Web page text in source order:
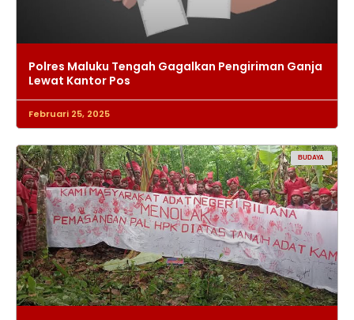
Polres Maluku Tengah Gagalkan Pengiriman Ganja
Lewat Kantor Pos
Februari 25, 2025
BUDAYA